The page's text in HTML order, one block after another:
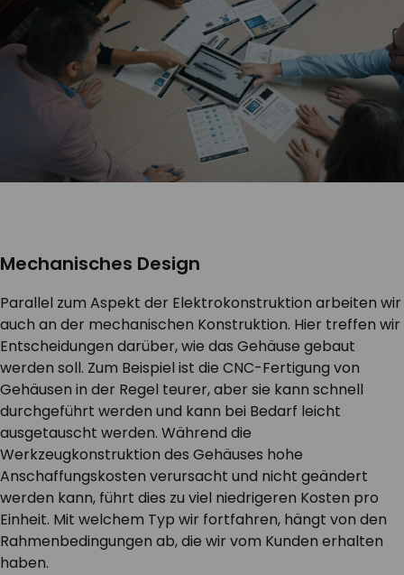
Mechanisches Design
Parallel zum Aspekt der Elektrokonstruktion arbeiten wir
auch an der mechanischen Konstruktion. Hier treffen wir
Entscheidungen darüber, wie das Gehäuse gebaut
werden soll. Zum Beispiel ist die CNC-Fertigung von
Gehäusen in der Regel teurer, aber sie kann schnell
durchgeführt werden und kann bei Bedarf leicht
ausgetauscht werden. Während die
Werkzeugkonstruktion des Gehäuses hohe
Anschaffungskosten verursacht und nicht geändert
werden kann, führt dies zu viel niedrigeren Kosten pro
Einheit. Mit welchem Typ wir fortfahren, hängt von den
Rahmenbedingungen ab, die wir vom Kunden erhalten
haben.